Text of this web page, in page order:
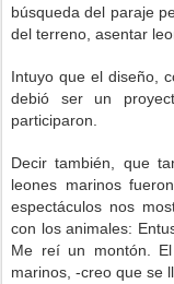
búsqueda del paraje
del terreno, asentar
Intuyo que el diseño,
debió ser un
participaron.
Decir también, que
leones marinos
espectáculos nos
con los animales:
Me reí un montón.
marinos, -creo que se